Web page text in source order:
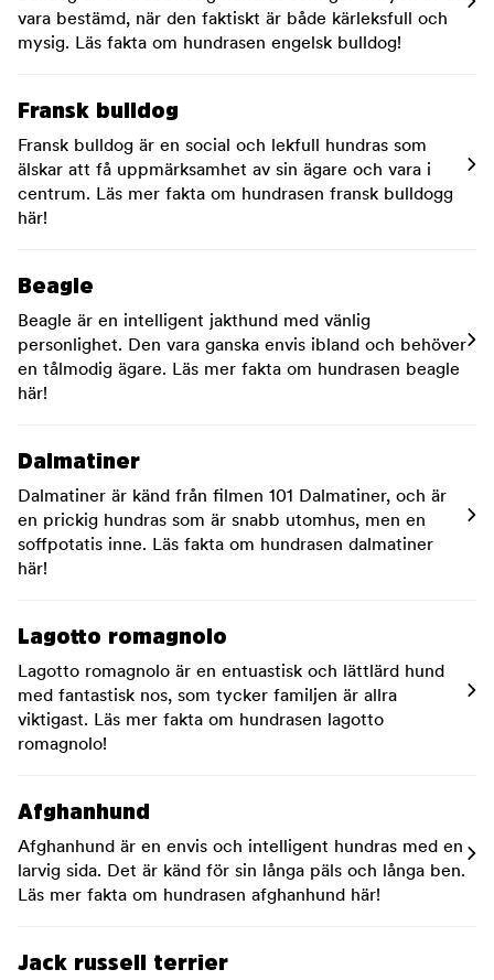
vara bestämd, när den faktiskt är både kärleksfull och
mysig. Läs fakta om hundrasen engelsk bulldog!
Fransk bulldog
Fransk bulldog är en social och lekfull hundras som
älskar att få uppmärksamhet av sin ägare och vara i
centrum. Läs mer fakta om hundrasen fransk bulldogg
här!
Beagle
Beagle är en intelligent jakthund med vänlig
personlighet. Den vara ganska envis ibland och behöver
en tålmodig ägare. Läs mer fakta om hundrasen beagle
här!
Dalmatiner
Dalmatiner är känd från filmen 101 Dalmatiner, och är
en prickig hundras som är snabb utomhus, men en
soffpotatis inne. Läs fakta om hundrasen dalmatiner
här!
Lagotto romagnolo
Lagotto romagnolo är en entuastisk och lättlärd hund
med fantastisk nos, som tycker familjen är allra
viktigast. Läs mer fakta om hundrasen lagotto
romagnolo!
Afghanhund
Afghanhund är en envis och intelligent hundras med en
larvig sida. Det är känd för sin långa päls och långa ben.
Läs mer fakta om hundrasen afghanhund här!
Jack russell terrier